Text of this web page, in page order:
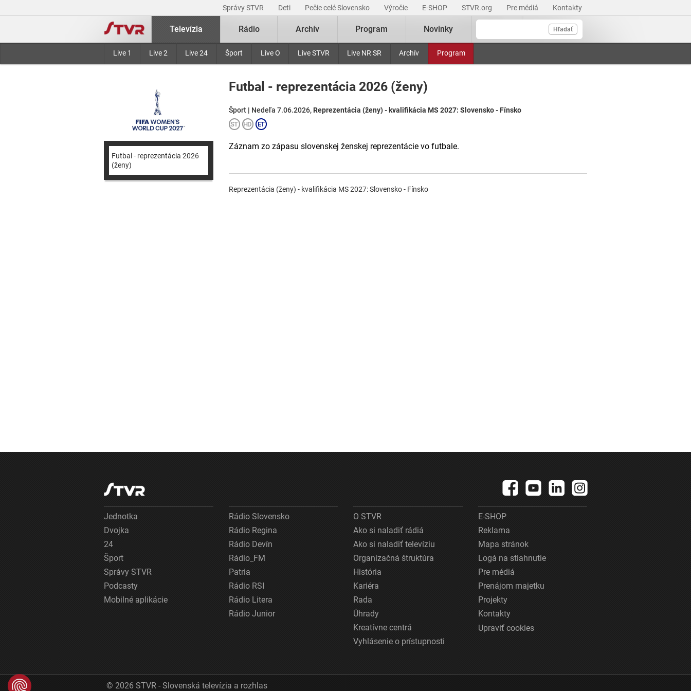
Správy STVR Deti Pečie celé Slovensko Výročie E-SHOP STVR.org Pre médiá Kontakty
Hľadať
Televízia
Live 1 Live 2 Live 24 Šport Live O Live STVR Live NR SR Archív Program
Rádio Archív Program Novinky
Futbal - reprezentácia 2026
(ženy)
Futbal - reprezentácia 2026 (ženy)
Šport | Nedeľa 7.06.2026, Reprezentácia (ženy) - kvalifikácia MS 2027: Slovensko - Fínsko
Záznam zo zápasu slovenskej ženskej reprezentácie vo futbale.
Reprezentácia (ženy) - kvalifikácia MS 2027: Slovensko - Fínsko
Jednotka
Dvojka
24
Šport
Správy STVR
Podcasty
Mobilné aplikácie
Rádio Slovensko
Rádio Regina
Rádio Devín
Rádio_FM
Patria
Rádio RSI
Rádio Litera
Rádio Junior
O STVR
Ako si naladiť rádiá
Ako si naladiť televíziu
Organizačná štruktúra
História
Kariéra
Rada
Úhrady
Kreatívne centrá
Vyhlásenie o prístupnosti
E-SHOP
Reklama
Mapa stránok
Logá na stiahnutie
Pre médiá
Prenájom majetku
Projekty
Kontakty
Upraviť cookies
© 2026 STVR - Slovenská televízia a rozhlas